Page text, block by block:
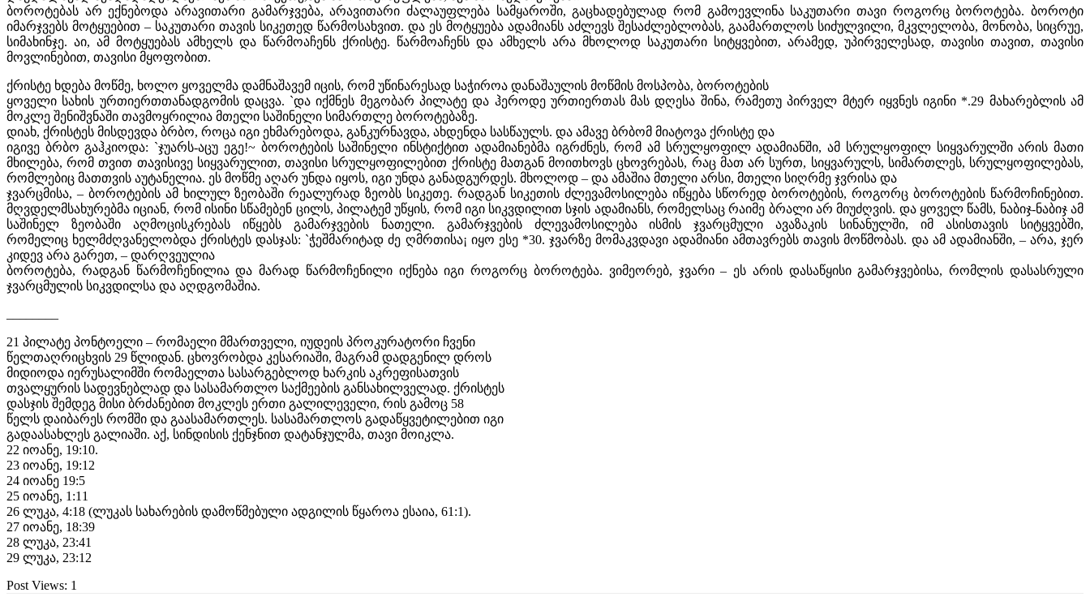
ბოროტებას არ ექნებოდა არავითარი გამარჯვება, არავითარი ძალაუფლება სამყაროში, გაცხადებულად რომ გამოევლინა საკუთარი თავი როგორც ბოროტება. ბოროტი
იმარჯვებს მოტყუებით – საკუთარი თავის სიკეთედ წარმოსახვით. და ეს მოტყუება ადამიანს აძლევს შესაძლებლობას, გაამართლოს სიძულვილი, მკვლელობა, მონობა, სიცრუე,
სიმახინჯე. აი, ამ მოტყუებას ამხელს და წარმოაჩენს ქრისტე. წარმოაჩენს და ამხელს არა მხოლოდ საკუთარი სიტყვებით, არამედ, უპირველესად, თავისი თავით, თავისი
მოვლინებით, თავისი მყოფობით.
ქრისტე ხდება მოწმე, ხოლო ყოველმა დამნაშავემ იცის, რომ უწინარესად საჭიროა დანაშაულის მოწმის მოსპობა, ბოროტების
ყოველი სახის ურთიერთთანადგომის დაცვა. `და იქმნეს მეგობარ პილატე და ჰეროდე ურთიერთას მას დღესა შინა, რამეთუ პირველ მტერ იყვნეს იგინი *.29 მახარებლის ამ
მოკლე შენიშვნაში თავმოყრილია მთელი საშინელი სიმართლე ბოროტებაზე.
დიახ, ქრისტეს მისდევდა ბრბო, როცა იგი ეხმარებოდა, განკურნავდა, ახდენდა სასწაულს. და ამავე ბრბომ მიატოვა ქრისტე და
იგივე ბრბო გაჰკიოდა: `ჯუარს-აცუ ეგე!~ ბოროტების საშინელი ინსტიქტით ადამიანებმა იგრძნეს, რომ ამ სრულყოფილ ადამიანში, ამ სრულყოფილ სიყვარულში არის მათი
მხილება, რომ თვით თავისივე სიყვარულით, თავისი სრულყოფილებით ქრისტე მათგან მოითხოვს ცხოვრებას, რაც მათ არ სურთ, სიყვარულს, სიმართლეს, სრულყოფილებას,
რომლებიც მათთვის აუტანელია. ეს მოწმე აღარ უნდა იყოს, იგი უნდა განადგურდეს. მხოლოდ – და ამაშია მთელი არსი, მთელი სიღრმე ჯვრისა და
ჯვარცმისა, – ბოროტების ამ ხილულ ზეობაში რეალურად ზეობს სიკეთე. რადგან სიკეთის ძლევამოსილება იწყება სწორედ ბოროტების, როგორც ბოროტების წარმოჩინებით.
მღვდელმსახურებმა იციან, რომ ისინი სწამებენ ცილს, პილატემ უწყის, რომ იგი სიკვდილით სჯის ადამიანს, რომელსაც რაიმე ბრალი არ მიუძღვის. და ყოველ წამს, ნაბიჯ-ნაბიჯ ამ
საშინელ ზეობაში აღმოცისკრებას იწყებს გამარჯვების ნათელი. გამარჯვების ძლევამოსილება ისმის ჯვარცმული ავაზაკის სინანულში, იმ ასისთავის სიტყვებში,
რომელიც ხელმძღვანელობდა ქრისტეს დასჯას: `ჭეშმარიტად ძე ღმრთისა¡ იყო ესე *30. ჯვარზე მომაკვდავი ადამიანი ამთავრებს თავის მოწმობას. და ამ ადამიანში, – არა, ჯერ
კიდევ არა გარეთ, – დარღვეულია
ბოროტება, რადგან წარმოჩენილია და მარად წარმოჩენილი იქნება იგი როგორც ბოროტება. ვიმეორებ, ჯვარი – ეს არის დასაწყისი გამარჯვებისა, რომლის დასასრული
ჯვარცმულის სიკვდილსა და აღდგომაშია.
21 პილატე პონტოელი – რომაელი მმართველი, იუდეის პროკურატორი ჩვენი
წელთაღრიცხვის 29 წლიდან. ცხოვრობდა კესარიაში, მაგრამ დადგენილ დროს
მიდიოდა იერუსალიმში რომაელთა სასარგებლოდ ხარკის აკრეფისათვის
თვალყურის სადევნებლად და სასამართლო საქმეების განსახილველად. ქრისტეს
დასჯის შემდეგ მისი ბრძანებით მოკლეს ერთი გალილეველი, რის გამოც 58
წელს დაიბარეს რომში და გაასამართლეს. სასამართლოს გადაწყვეტილებით იგი
გადაასახლეს გალიაში. აქ, სინდისის ქენჯნით დატანჯულმა, თავი მოიკლა.
22 იოანე, 19:10.
23 იოანე, 19:12
24 იოანე 19:5
25 იოანე, 1:11
26 ლუკა, 4:18 (ლუკას სახარების დამოწმებული ადგილის წყაროა ესაია, 61:1).
27 იოანე, 18:39
28 ლუკა, 23:41
29 ლუკა, 23:12
Post Views: 1